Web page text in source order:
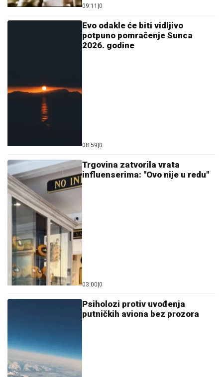
09:11 |0
Evo odakle će biti vidljivo
potpuno pomračenje Sunca
2026. godine
08:59|0
Trgovina zatvorila vrata
influenserima: "Ovo nije u redu"
03:00|0
Psiholozi protiv uvođenja
putničkih aviona bez prozora